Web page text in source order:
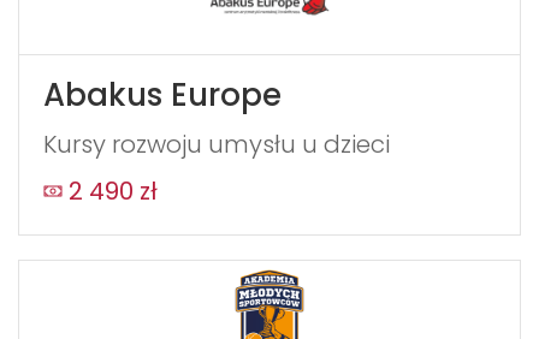
Abakus Europe
Kursy rozwoju umysłu u dzieci
2 490 zł